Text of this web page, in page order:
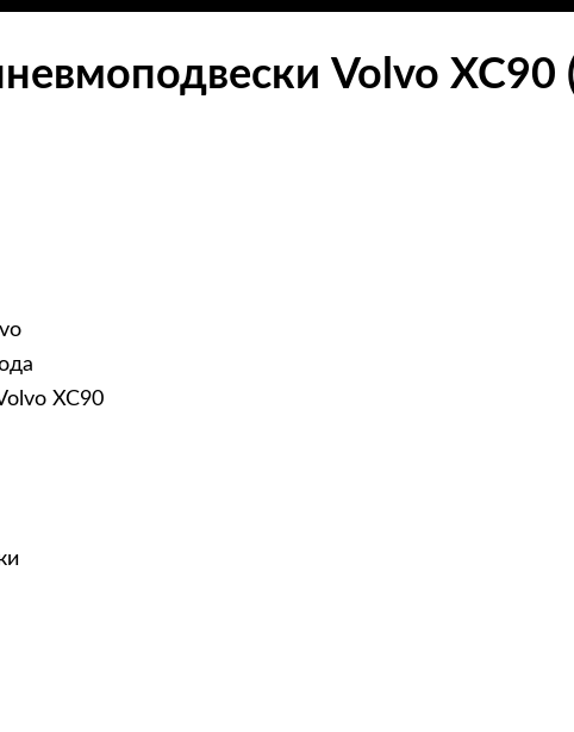
Volvo XC90
XC90